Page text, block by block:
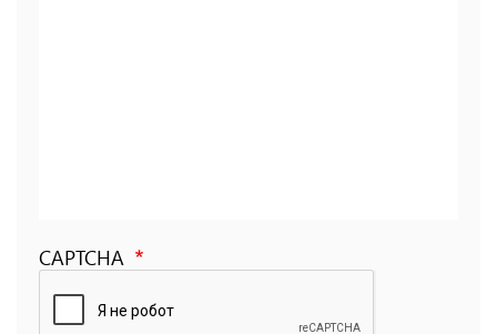
CAPTCHA